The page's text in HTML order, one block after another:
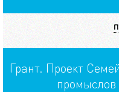
Грант. Проект
промыслов